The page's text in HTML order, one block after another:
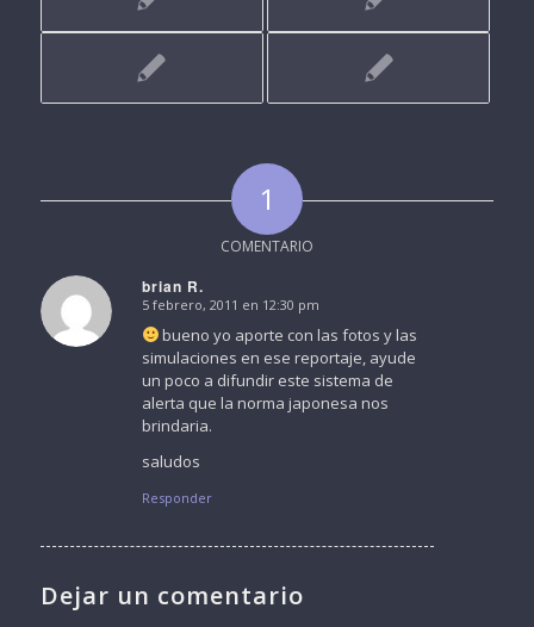
1
COMENTARIO
brian R.
Dice:
5 febrero, 2011 en 12:30 pm
bueno yo aporte con las fotos y las
simulaciones en ese reportaje, ayude
un poco a difundir este sistema de
alerta que la norma japonesa nos
brindaria.
saludos
Responder
Dejar un comentario